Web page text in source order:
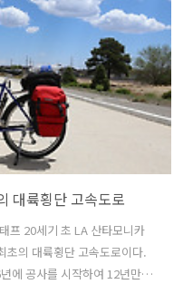
대륙횡단 고속도로
프 20세기 초 LA 산타모니카
초의 대륙횡단 고속도로이다.
에 공사를 시작하여 12년만에